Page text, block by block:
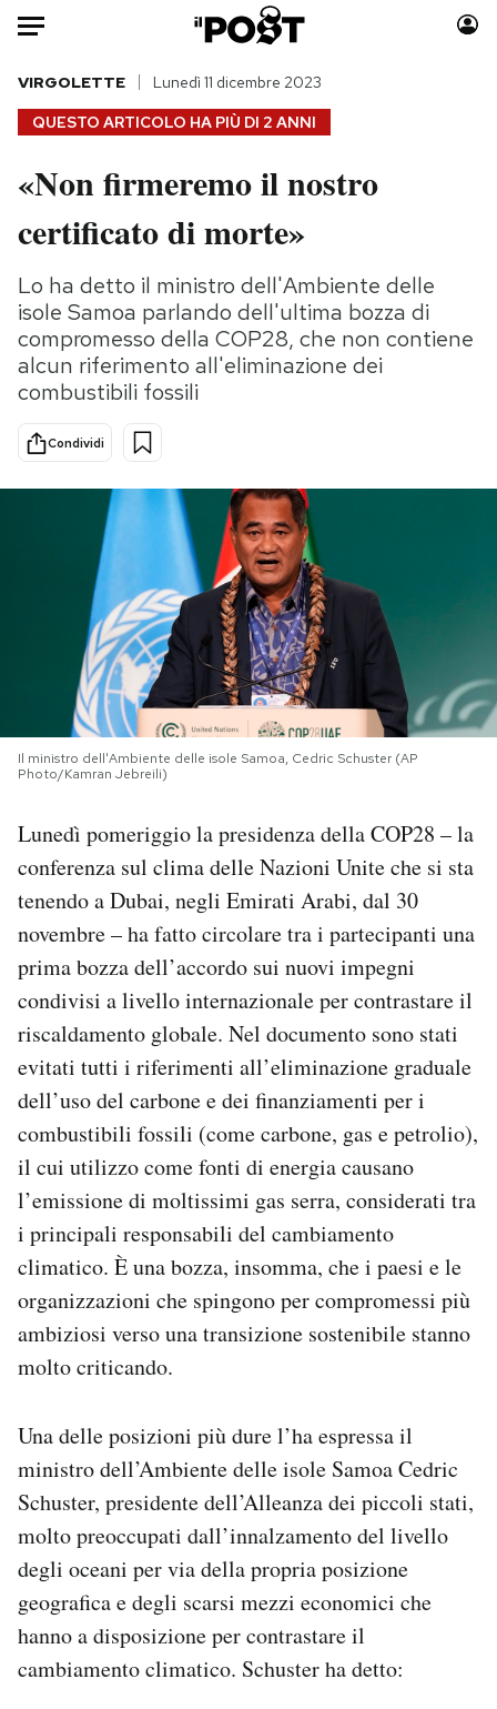
Auto
HOME
Italia
Politica
Tecnologia
Internet
Scienza
Cultura
Sport
Moda
Consumismi
Storie/Idee
Ok Boomer!
Media
Europa
PODCAST
NEWSLETTER
I MIEI PREFERITI
SHOP
CALENDARIO
AREA PERSONALE
Notifiche mobile
Regala il Post
Hai bisogno di aiuto?
Esci
QUESTO ARTICOLO HA PIÙ DI 2 ANNI
VIRGOLETTE Lunedì 11 dicembre 2023
«Non firmeremo il nostro
certificato di morte»
Lo ha detto il ministro dell'Ambiente delle
isole Samoa parlando dell'ultima bozza di
compromesso della COP28, che non contiene
alcun riferimento all'eliminazione dei
combustibili fossili
Condividi
Il ministro dell'Ambiente delle isole Samoa, Cedric Schuster (AP
Photo/Kamran Jebreili)
Lunedì pomeriggio la presidenza della COP28 – la
conferenza sul clima delle Nazioni Unite che si sta
tenendo a Dubai, negli Emirati Arabi, dal 30
novembre – ha fatto circolare tra i partecipanti una
prima bozza dell’accordo sui nuovi impegni
condivisi a livello internazionale per contrastare il
riscaldamento globale. Nel documento sono stati
evitati tutti i riferimenti all’eliminazione graduale
dell’uso del carbone e dei finanziamenti per i
combustibili fossili (come carbone, gas e petrolio),
il cui utilizzo come fonti di energia causano
l’emissione di moltissimi gas serra, considerati tra
i principali responsabili del cambiamento
climatico. È una bozza, insomma, che i paesi e le
organizzazioni che spingono per compromessi più
ambiziosi verso una transizione sostenibile stanno
molto criticando.
Una delle posizioni più dure l’ha espressa il
ministro dell’Ambiente delle isole Samoa Cedric
Schuster, presidente dell’Alleanza dei piccoli stati,
molto preoccupati dall’innalzamento del livello
degli oceani per via della propria posizione
geografica e degli scarsi mezzi economici che
hanno a disposizione per contrastare il
cambiamento climatico. Schuster ha detto: